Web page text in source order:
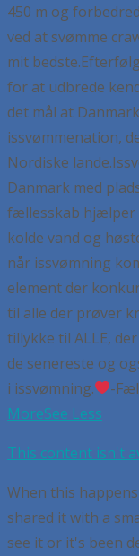
450 m og
ved at svømme
mit bedste.
for at udbrede
det mål at
issvømmenation,
Nordiske lande.
Danmark med
fællesskab hjælper
kolde vand og
når issvømning
element der
til alle der prøver
tillykke til ALLE,
de senereste og
i issvømning.
-
MoreSee Less
This content isn't
When this
shared it with a
see it or it's been